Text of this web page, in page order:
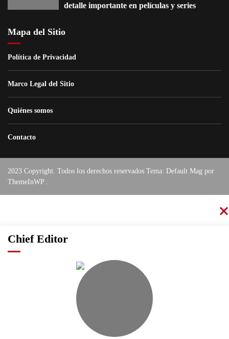
detalle importante en películas y series
Mapa del Sitio
Política de Privacidad
Marco Legal del Sitio
Quiénes somos
Contacto
2023 Copyright. Todos los derechos reservados Tema: Default Mag por
ThemeInWP
Chief Editor